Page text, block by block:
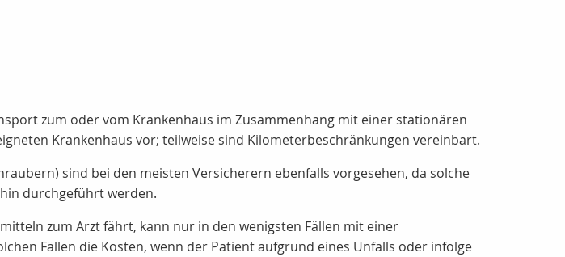
zum oder vom Krankenhaus im Zusammenhang mit einer stationären
Krankenhaus vor; teilweise sind Kilometerbeschränkungen vereinbart.
sind bei den meisten Versicherern ebenfalls vorgesehen, da solche
durchgeführt werden.
zum Arzt fährt, kann nur in den wenigsten Fällen mit einer
Fällen die Kosten, wenn der Patient aufgrund eines Unfalls oder infolge